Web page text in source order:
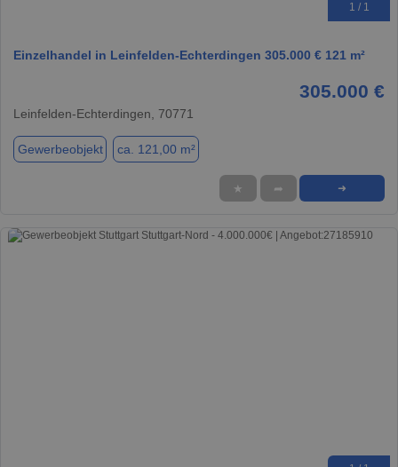
1 / 1
Einzelhandel in Leinfelden-Echterdingen 305.000 € 121 m²
305.000 €
Leinfelden-Echterdingen, 70771
Gewerbeobjekt ca. 121,00 m²
★ ➦ ➜